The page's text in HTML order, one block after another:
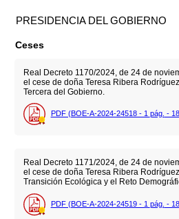
PRESIDENCIA DEL GOBIERNO
Ceses
Real Decreto 1170/2024, de 24 de
el cese de doña Teresa Ribera
Tercera del Gobierno.
PDF (BOE-A-2024-24518 - 1 pág. -
Real Decreto 1171/2024, de 24 de
el cese de doña Teresa Ribera
Transición Ecológica y el Reto
PDF (BOE-A-2024-24519 - 1 pág. -